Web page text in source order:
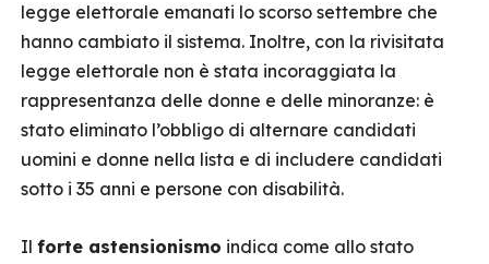
legge elettorale emanati lo scorso settembre che
hanno cambiato il sistema. Inoltre, con la rivisitata
legge elettorale non è stata incoraggiata la
rappresentanza delle donne e delle minoranze: è
stato eliminato l’obbligo di alternare candidati
uomini e donne nella lista e di includere candidati
sotto i 35 anni e persone con disabilità.
Il forte astensionismo indica come allo stato